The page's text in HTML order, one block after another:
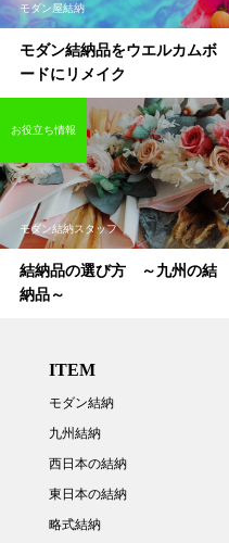
モダン屋結納
モダン結納品をウエルカムボ
ードにリメイク
モダン結納スタッフ
結納品の選び方 ～九州の結
納品～
お役立ち情報
ITEM
モダン結納
九州結納
西日本の結納
東日本の結納
略式結納